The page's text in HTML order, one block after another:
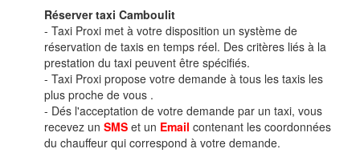
Réserver taxi Camboulit
- Taxi Proxi met à votre disposition un système de
réservation de taxis en temps réel. Des critères liés à la
prestation du taxi peuvent être spécifiés.
- Taxi Proxi propose votre demande à tous les taxis les
plus proche de vous .
- Dés l'acceptation de votre demande par un taxi, vous
recevez un SMS et un Email contenant les coordonnées
du chauffeur qui correspond à votre demande.